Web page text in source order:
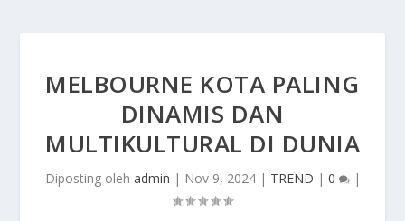
MELBOURNE KOTA PALING
DINAMIS DAN
MULTIKULTURAL DI DUNIA
Diposting oleh admin | Nov 9, 2024| TREND | 0 |